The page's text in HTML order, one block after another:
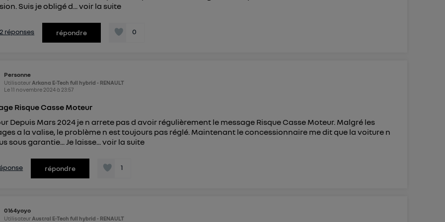
Suis je obligé d...voir la suite
réponses répondre 0
Personne
Utilisateur Arkana E-Tech full hybrid - RENAULT
Le11 novembre 2024à 23:57
Risque Casse Moteur
Depuis Mars 2024 je n arrete pas d avoir régulièrement le message Risque Casse Moteur. Malgré les
a la valise, le problème n est toujours pas réglé. Maintenant le concessionnaire me dit que la voiture n
sous garantie... Je laisse...voir la suite
répondre 1
0164yoyo
Utilisateur Austral E-Tech full hybrid - RENAULT